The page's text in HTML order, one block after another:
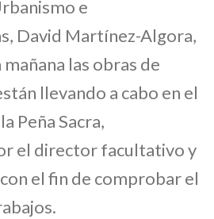
e
David Martínez-Algora,
las obras de
llevando a cabo en el
Peña Sacra,
el director facultativo y
el fin de comprobar el